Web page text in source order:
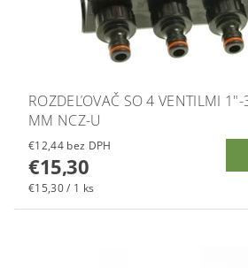
ROZDEĽOVAČ SO 4 VENTILMI
MM NCZ-U
€12,44 bez DPH
€15,30
€15,30 / 1 ks